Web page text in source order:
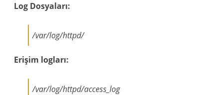
Log Dosyaları:
/var/log/httpd/
Erişim logları:
/var/log/httpd/access_log